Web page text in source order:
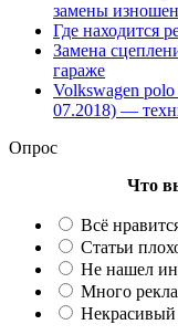
замены
Где находится
Замена
гараже
Volkswagen
07.2018) —
Опрос
Что
Всё
Статьи
Не нашел
Много
Некрасивый